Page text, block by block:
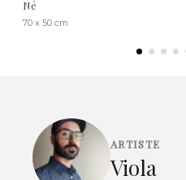
Né
70 x 50 cm
ARTISTE
Viola